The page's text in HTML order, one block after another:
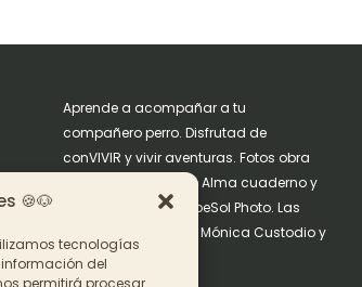
🍪🐶
tecnologías
del
permitirá procesar
Aprende a acompañar a tu
compañero perro. Disfrutad de
conVIVIR y vivir aventuras. Fotos obra
de Núria Guerrero de Alma cuaderno y
Carmen de RayoNubeSol Photo. Las
ilustraciones son de Mónica Custodio y
Rosa Suñè.